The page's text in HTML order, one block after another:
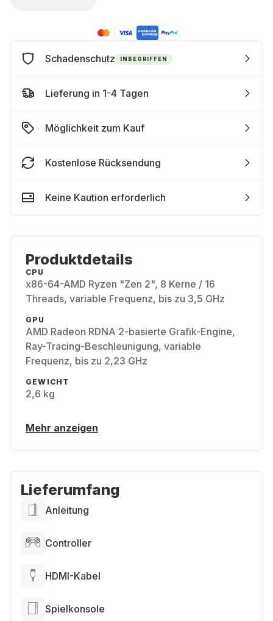
Schadenschutz INBEGRIFFEN
Lieferung in 1-4 Tagen
Möglichkeit zum Kauf
Kostenlose Rücksendung
Keine Kaution erforderlich
Produktdetails
CPU
x86-64-AMD Ryzen "Zen 2", 8 Kerne / 16
Threads, variable Frequenz, bis zu 3,5 GHz
GPU
AMD Radeon RDNA 2-basierte Grafik-Engine,
Ray-Tracing-Beschleunigung, variable
Frequenz, bis zu 2,23 GHz
GEWICHT
2,6 kg
Mehr anzeigen
Lieferumfang
Anleitung
Controller
HDMI-Kabel
Spielkonsole